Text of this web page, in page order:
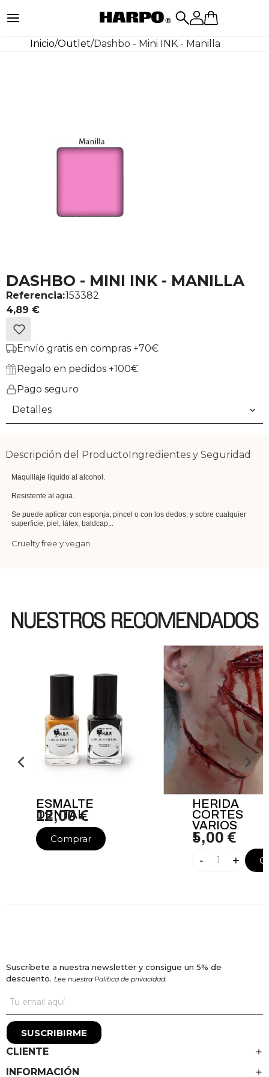
Inicio/Outlet/Dashbo - Mini INK - Manilla
DASHBO - MINI INK - MANILLA
Referencia:153382
4,89 €
Envío gratis en compras +70€
Regalo en pedidos +100€
Pago seguro
Detalles
Descripción del ProductoIngredientes y Seguridad
Maquillaje líquido al alcohol.
Resistente al agua.
Se puede aplicar con esponja, pincel o con los dedos, y sobre cualquier
superficie; piel, látex, baldcap...
Cruelty free y vegan.
NUESTROS RECOMENDADOS
ESMALTE
DENTAL
12,00 €
Comprar
HERIDA
CORTES
VARIOS
1
5,00 €
- +
Suscríbete a nuestra newsletter y consigue un 5% de
descuento. Lee nuestra Política de privacidad.
SUSCRIBIRME
CLIENTE
INFORMACIÓN